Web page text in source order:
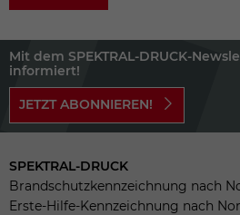
Mit dem SPEKTRAL-DRUCK-
informiert!
JETZT ABONNIEREN!
SPEKTRAL-DRUCK
Brandschutzkennzeichnung nach
Erste-Hilfe-Kennzeichnung nach
Zweck